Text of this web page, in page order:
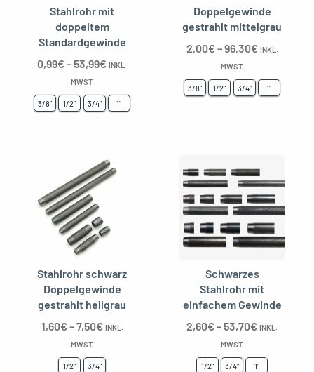
Stahlrohr mit
doppeltem
Standardgewinde
0,99€–53,99€ INKL.
MWST.
3/8" 1/2" 3/4" 1"
Doppelgewinde
gestrahlt mittelgrau
2,00€–96,30€ INKL.
MWST.
3/8" 1/2" 3/4" 1"
Stahlrohr schwarz
Doppelgewinde
gestrahlt hellgrau
1,60€–7,50€ INKL.
MWST.
1/2" 3/4"
Schwarzes
Stahlrohr mit
einfachem Gewinde
2,60€–53,70€ INKL.
MWST.
1/2" 3/4" 1"
menu